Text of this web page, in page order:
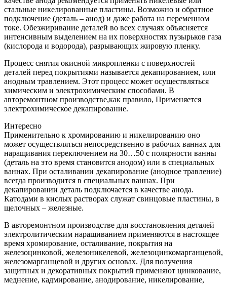
стальные никелированные пластины. Возможно и обратное
подключение (деталь – анод) и даже работа на переменном
токе. Обезжиривание деталей во всех случаях объясняется
интенсивным выделением на их поверхностях пузырьков газа
(кислорода и водорода), разрывающих жировую пленку.
Процесс снятия окисной микропленки с поверхностей
деталей перед покрытиями называется декапированием, или
анодным травлением. Этот процесс может осуществляться
химическим и электрохимическим способами. В
авторемонтном производстве,как правило, Применяется
электрохимическое декапирование.
Интересно
Применительно к хромированию и никелированию оно
может осуществляться непосредственно в рабочих ваннах для
наращивания переключением на 30…50 с полярности ванны
(деталь на это время становится анодом) или в специальных
ваннах. При осталивании декапирование (анодное травление)
всегда производится в специальных ваннах. При
декапировании деталь подключается в качестве анода.
Катодами в кислых растворах служат свинцовые пластины, в
щелочных – железные.
В авторемонтном производстве для восстановления деталей
электролитическим наращиванием применяются в настоящее
время хромирование, осталивание, покрытия на
железоцинковой, железоникелевой, железоцинкомарганцевой,
железомарганцевой и других основах. Для получения
защитных и декоративных покрытий применяют цинкование,
меднение, кадмирование, анодирование, никелирование,